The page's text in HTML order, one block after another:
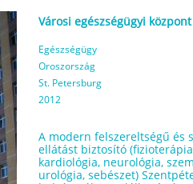
Városi egészségügyi központ
Egészségügy
Oroszország
St. Petersburg
2012
A modern felszereltségű és
ellátást biztosító
kardiológia, neurológia,
urológia, sebészet)